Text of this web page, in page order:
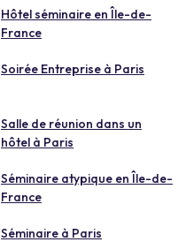
Hôtel séminaire en Île-de-
France
Soirée Entreprise à Paris
Salle de réunion dans un
hôtel à Paris
Séminaire atypique en Île-de-
France
Séminaire à Paris